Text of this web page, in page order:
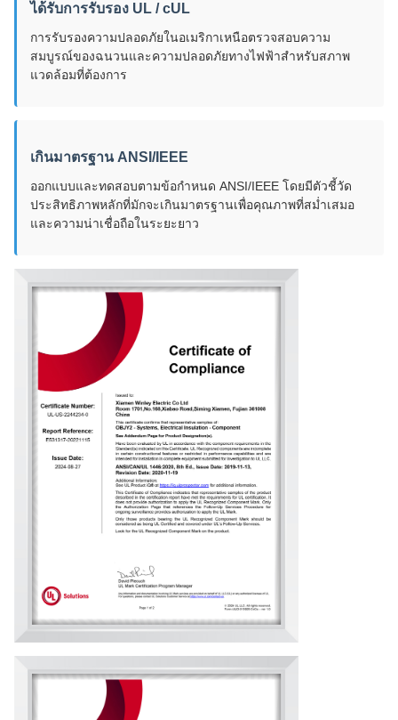
ได้รับการรับรอง UL / cUL
การรับรองความปลอดภัยในอเมริกาเหนือตรวจสอบความ
สมบูรณ์ของฉนวนและความปลอดภัยทางไฟฟ้าสำหรับสภาพ
แวดล้อมที่ต้องการ
เกินมาตรฐาน ANSI/IEEE
ออกแบบและทดสอบตามข้อกำหนด ANSI/IEEE โดยมีตัวชี้วัด
ประสิทธิภาพหลักที่มักจะเกินมาตรฐานเพื่อคุณภาพที่สม่ำเสมอ
และความน่าเชื่อถือในระยะยาว